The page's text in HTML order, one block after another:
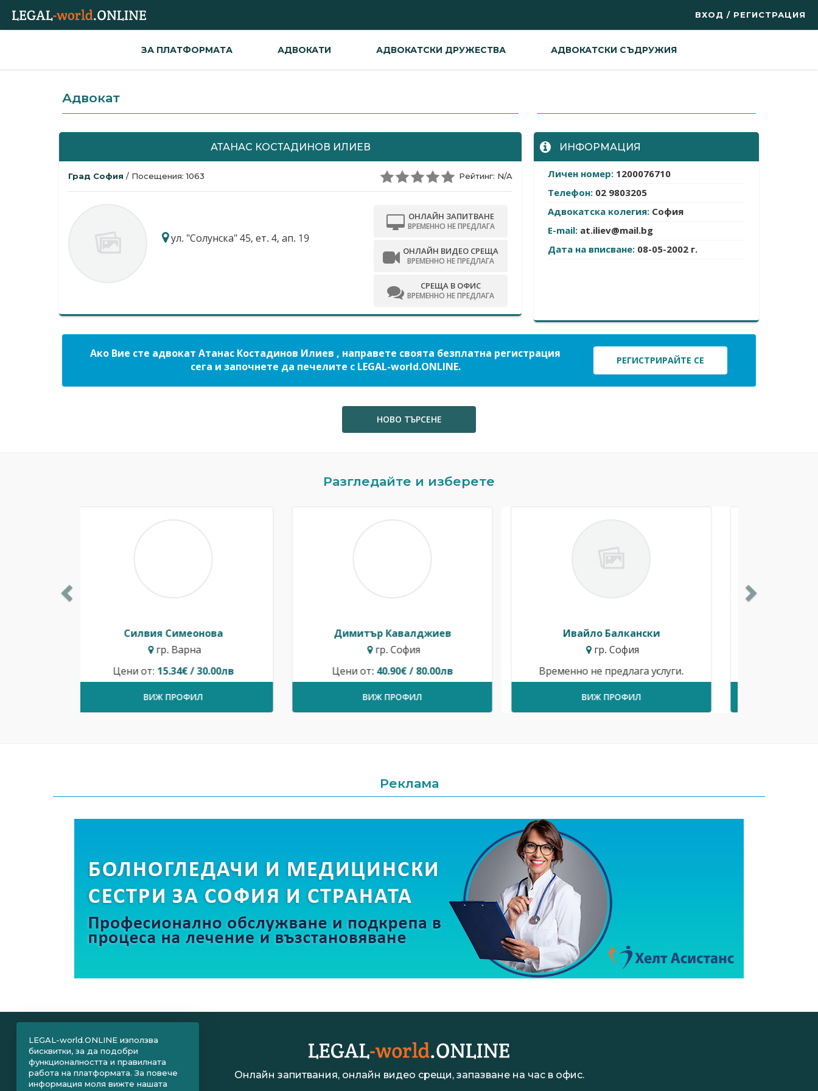
ВХОД / РЕГИСТРАЦИЯ
ЗА ПЛАТФОРМАТА АДВОКАТИ АДВОКАТСКИ ДРУЖЕСТВА АДВОКАТСКИ СЪДРУЖИЯ
Адвокат
АТАНАС КОСТАДИНОВ ИЛИЕВ
Град София / Посещения: 1063 Рейтинг: N/A
ул. "Солунска" 45, ет. 4, ап. 19
ОНЛАЙН ЗАПИТВАНЕ
ВРЕМЕННО НЕ ПРЕДЛАГА
ОНЛАЙН ВИДЕО СРЕЩА
ВРЕМЕННО НЕ ПРЕДЛАГА
СРЕЩА В ОФИС
ВРЕМЕННО НЕ ПРЕДЛАГА
ИНФОРМАЦИЯ
Личен номер: 1200076710
Телефон: 02 9803205
Адвокатска колегия: София
E-mail: at.iliev@mail.bg
Дата на вписване: 08-05-2002 г.
Ако Вие сте адвокат Атанас Костадинов Илиев , направете своята безплатна регистрация
сега и започнете да печелите с LEGAL-world.ONLINE.
РЕГИСТРИРАЙТЕ СЕ
НОВО ТЪРСЕНЕ
Разгледайте и изберете
Ивайло Балкански
гр. София
Временно не предлага услуги.
ВИЖ ПРОФИЛ
Росен Диев
гр. Бургас
Временно не предлага услуги.
ВИЖ ПРОФИЛ
Ивелина Христова
гр. Шумен
Временно не предлага услуги.
ВИЖ ПРОФИЛ
Реклама
Онлайн запитвания, онлайн видео срещи, запазване на час в офис.
LEGAL-world.ONLINE използва
бисквитки, за да подобри
функционалността и правилната
работа на платформата. За повече
информация моля вижте нашата